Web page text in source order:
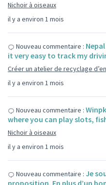
il y a environ 1 mois
Nichoir à oiseaux
il y a environ 1 mois
Nouveau commentaire :
it very easy to track my
Créer un atelier de recyclage
il y a environ 1 mois
Nouveau commentaire :
where you can play slots,
Nichoir à oiseaux
Nouveau commentaire : Je
proposition. En plus d’un